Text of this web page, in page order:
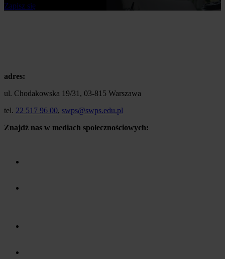
Zapisz się
adres:
ul. Chodakowska 19/31, 03-815 Warszawa
tel. 22 517 96 00, swps@swps.edu.pl
Znajdź nas w mediach społecznościowych: